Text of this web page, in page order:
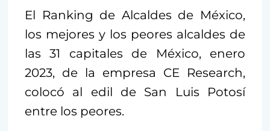
El Ranking de Alcaldes de México,
los mejores y los peores alcaldes de
las 31 capitales de México, enero
2023, de la empresa CE Research,
colocó al edil de San Luis Potosí
entre los peores.